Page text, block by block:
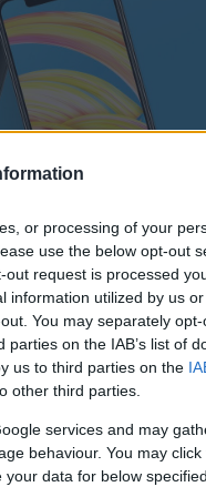
or processing of your
use the below opt-out
request is processed
information utilized by us
You may separately
on the IAB’s list of
us to third parties on the
other third parties.
services and may
behaviour. You may
data for below
véve, a lekerekített
A klón nagy
nem
ilyennel mutatkozni,
átlagos, 4 gigabájt
felbontás jellemzi. Az